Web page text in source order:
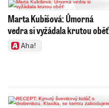
Marta Kubišová: Úmorná
vedra si vyžádala krutou oběť
Aha!